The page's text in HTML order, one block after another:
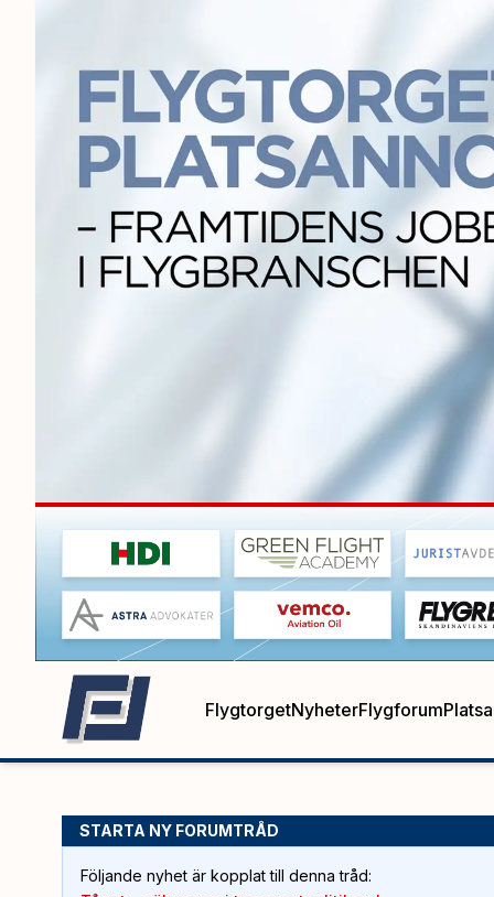
FlygtorgetNyheterFlygforum
STARTA NY FORUMTRÅD
Följande nyhet är kopplat till denna tråd: